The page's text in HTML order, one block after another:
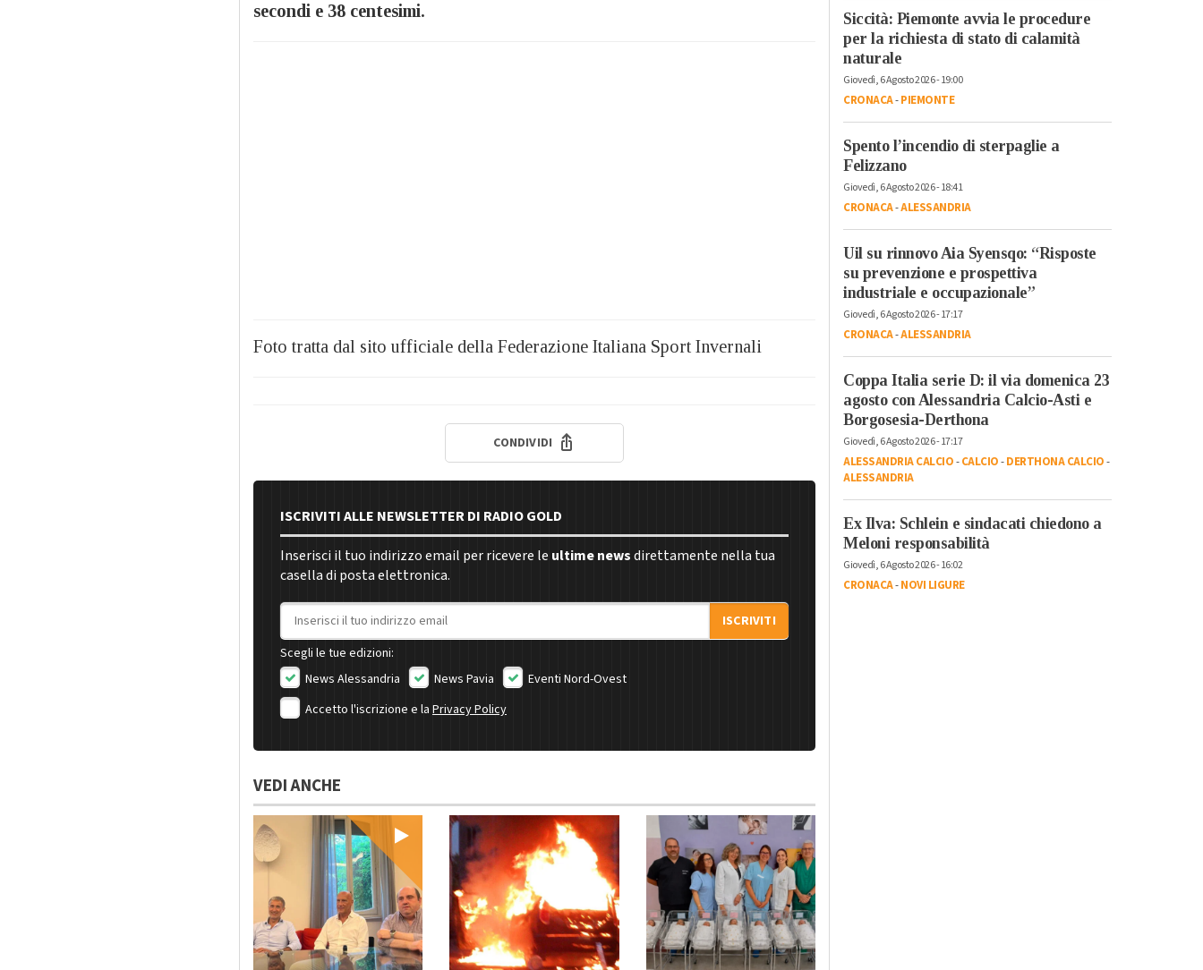
secondi e 38 centesimi.
Foto tratta dal sito ufficiale della Federazione Italiana Sport Invernali
CONDIVIDI
ISCRIVITI ALLE NEWSLETTER DI RADIO GOLD
Inserisci il tuo indirizzo email per ricevere le ultime newsdirettamente nella tua
casella di posta elettronica.
Indirizzo email
ISCRIVITI
Scegli le tue edizioni:
News Alessandria
News Pavia
Eventi Nord-Ovest
Accetto l'iscrizione e la Privacy Policy
VEDI ANCHE
Siccità: Piemonte avvia le procedure
per la richiesta di stato di calamità
naturale
Giovedì, 6 Agosto 2026 - 19:00
CRONACA-PIEMONTE
Spento l’incendio di sterpaglie a
Felizzano
Giovedì, 6 Agosto 2026 - 18:41
CRONACA-ALESSANDRIA
Uil su rinnovo Aia Syensqo: “Risposte
su prevenzione e prospettiva
industriale e occupazionale”
Giovedì, 6 Agosto 2026 - 17:17
CRONACA-ALESSANDRIA
Coppa Italia serie D: il via domenica 23
agosto con Alessandria Calcio-Asti e
Borgosesia-Derthona
Giovedì, 6 Agosto 2026 - 17:17
ALESSANDRIA CALCIO-CALCIO-DERTHONA CALCIO-
ALESSANDRIA
Ex Ilva: Schlein e sindacati chiedono a
Meloni responsabilità
Giovedì, 6 Agosto 2026 - 16:02
CRONACA-NOVI LIGURE